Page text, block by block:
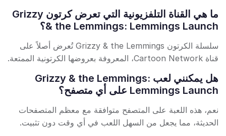
ما هي القناة التلفزيونية التي تعرض كرتون Grizzy
& the Lemmings: Lemmings Launch؟
سلسلة الكرتون Grizzy & the Lemmings تُعرض أصلاً على
قناة Cartoon Network، المعروفة بعروضها الكرتونية الممتعة.
هل يمكنني لعب Grizzy & the Lemmings:
Lemmings Launch على أي متصفح؟
نعم، هذه اللعبة على المتصفح متوافقة مع معظم المتصفحات
الحديثة، مما يجعل من السهل اللعب في أي وقت دون تثبيت.